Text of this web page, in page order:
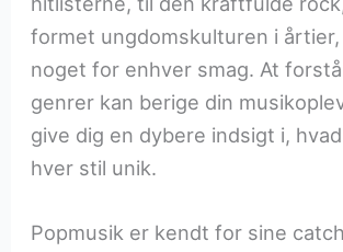
formet ungdomskulturen i
noget for enhver smag. At
genrer kan berige din
give dig en dybere indsigt i,
hver stil unik.
Popmusik er kendt for sine